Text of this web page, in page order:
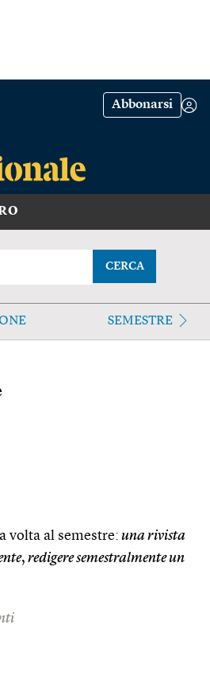
Abbonarsi
CERCA
SEMESTRE
volta al semestre: una rivista
, redigere semestralmente un